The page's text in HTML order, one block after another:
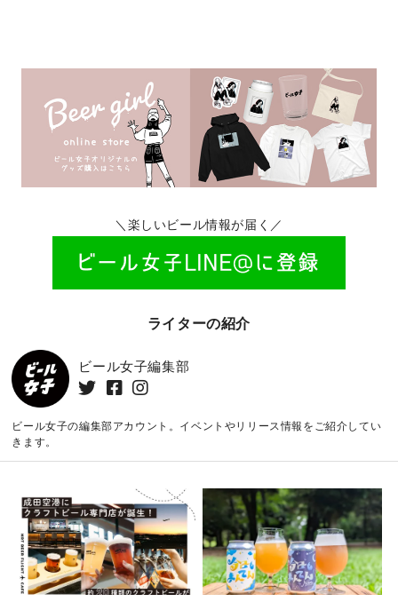
＼楽しいビール情報が届く／
ライターの紹介
ビール女子編集部
ビール女子の編集部アカウント。イベントやリリース情報をご紹介してい
きます。